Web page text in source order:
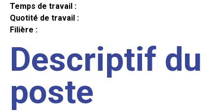
Temps de travail :
Quotité de travail :
Filière :
Descriptif du
poste